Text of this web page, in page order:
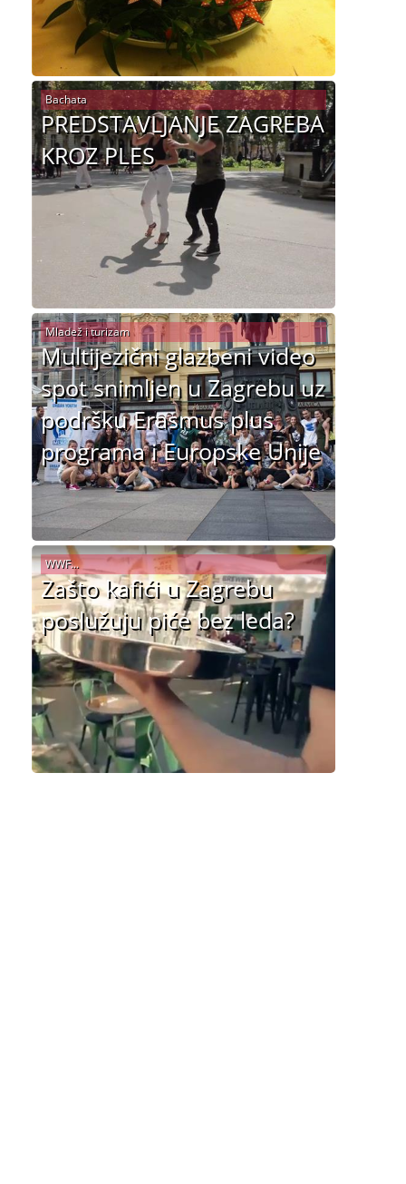
PREDSTAVLJANJE ZAGREBA
KROZ PLES
Bachata
Multijezični glazbeni video
spot snimljen u Zagrebu uz
podršku Erasmus plus
programa i Europske Unije
Mladež i turizam
Zašto kafići u Zagrebu
poslužuju piće bez leda?
WWF...